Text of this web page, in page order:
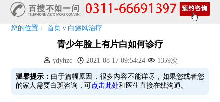
清明小长假，2022春季白斑抗复发诊疗援助活动开启!
7天唤醒黑色素，寒假不留白 体面迎新年!
预约从速!远大白转黑分享活动即将开幕!特邀北京专家来院坐诊!
恭贺伍德镜检查系统成功落户!暑期超强福利点击领取!
您的位置：首页 ν 白癜风治疗
青少年脸上有片白如何诊疗
ydyhzc 2021-08-17 09:54:24 1359次
温馨提示： 由于篇幅原因，很多内容不能详尽，如果您或者您
的家人需要白斑咨询，可点击此处和医生直接在线沟通。